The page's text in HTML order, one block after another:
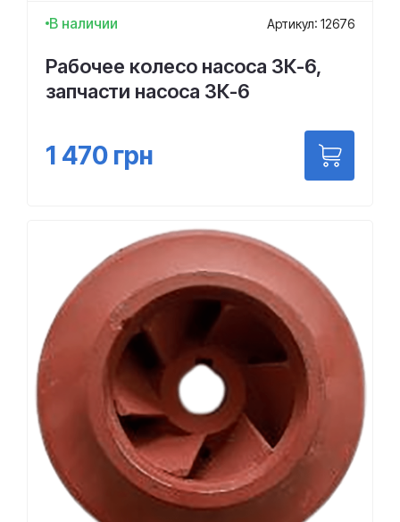
В наличии Артикул: 12676
Рабочее колесо насоса 3К-6,
запчасти насоса 3К-6
1 470 грн